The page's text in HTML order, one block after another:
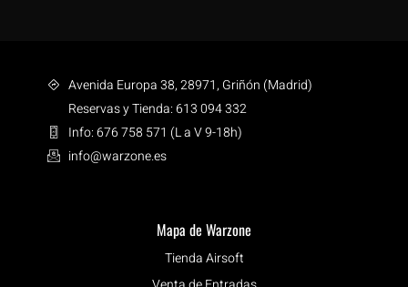
Avenida Europa 38, 28971, Griñón (Madrid)
Reservas y Tienda: 613 094 332
Info: 676 758 571 (L a V 9-18h)
info@warzone.es
Mapa de Warzone
Tienda Airsoft